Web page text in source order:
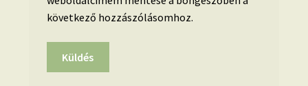
következő hozzászólásomhoz.